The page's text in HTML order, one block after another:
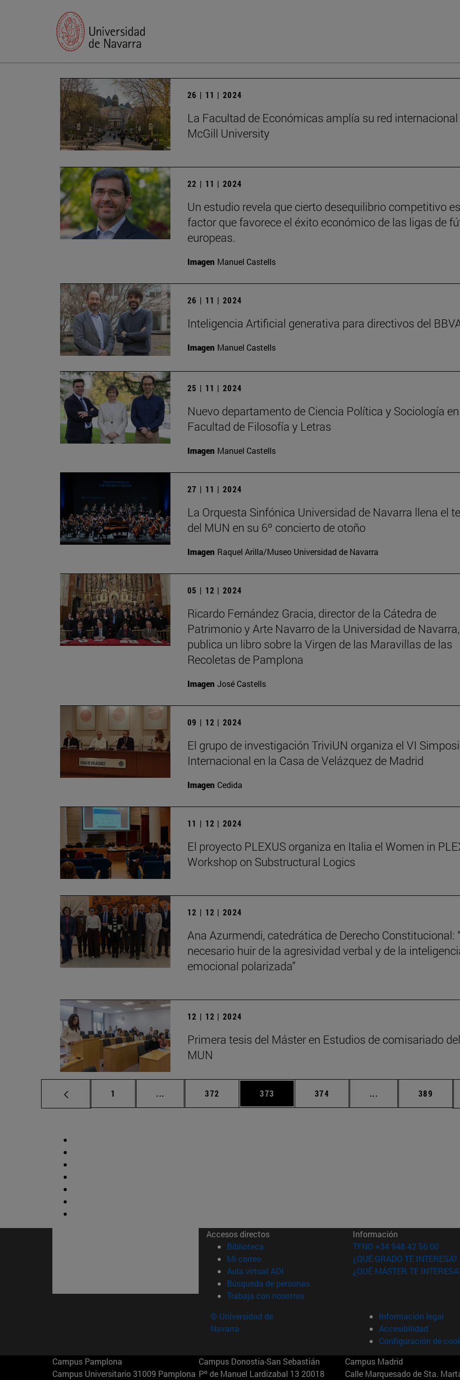
26 | 11 | 2024
La Facultad de Económicas amplía su red
McGill University
22 | 11 | 2024
Un estudio revela que cierto desequilibrio competitivo
factor que favorece el éxito económico de las ligas de
europeas.
Imagen Manuel Castells
26 | 11 | 2024
Inteligencia Artificial generativa para directivos del
Imagen Manuel Castells
25 | 11 | 2024
Nuevo departamento de Ciencia Política y Sociología
Facultad de Filosofía y Letras
Imagen Manuel Castells
27 | 11 | 2024
La Orquesta Sinfónica Universidad de Navarra llena el
del MUN en su 6º concierto de otoño
Imagen Raquel Arilla/Museo Universidad de Navarra
05 | 12 | 2024
Ricardo Fernández Gracia, director de la Cátedra de
Patrimonio y Arte Navarro de la Universidad de Navarra,
publica un libro sobre la Virgen de las Maravillas de las
Recoletas de Pamplona
Imagen José Castells
09 | 12 | 2024
El grupo de investigación TriviUN organiza el VI
Internacional en la Casa de Velázquez de Madrid
Imagen Cedida
11 | 12 | 2024
El proyecto PLEXUS organiza en Italia el Women in
Workshop on Substructural Logics
12 | 12 | 2024
Ana Azurmendi, catedrática de Derecho Constitucional:
necesario huir de la agresividad verbal y de la
emocional polarizada”
12 | 12 | 2024
Primera tesis del Máster en Estudios de comisariado del
MUN
Página
1 ... Páginas intermedias Use TAB para desplazarse.
Página
372 Página
373 Página
374 ... Páginas intermedias
Página
389
Accesos directos
Biblioteca (abre en nueva ventana)
Mi correo(abre en nueva ventana)
Aula virtual ADI (abre en nueva ventana)
Búsqueda de personas(abre en nueva ventana)
Trabaja con nosotros(abre en nueva ventana)
Información
TFNO +34 948 42 56 00
¿QUÉ GRADO TE INTERESA?
¿QUÉ MÁSTER TE
© Universidad de
Navarra
Información legal
Accesibilidad
Configuración de
Campus Pamplona
Campus Universitario 31009 Pamplona
Campus Donostia-San Sebastián
Pº de Manuel Lardizabal 13 20018
Campus Madrid
Calle Marquesado de Sta.